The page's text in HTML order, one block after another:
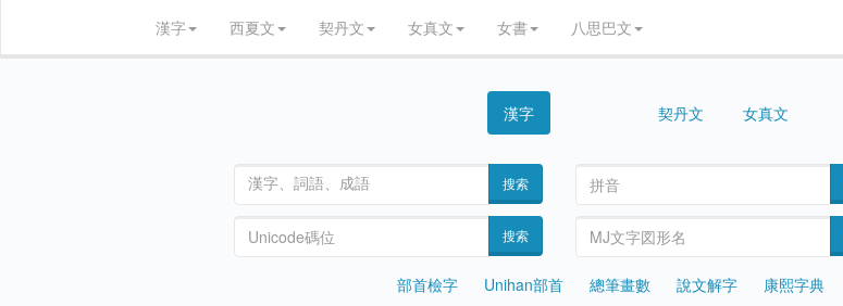
漢字 西夏文 契丹文 女真文 女書 八思巴文
漢字 契丹文 女真文
搜索
搜索
部首檢字 Unihan部首 總筆畫數 說文解字 康熙字典